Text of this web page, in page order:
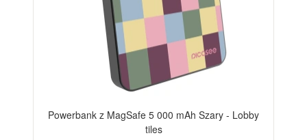
Powerbank z MagSafe 5 000 mAh Szary - Lobby
tiles